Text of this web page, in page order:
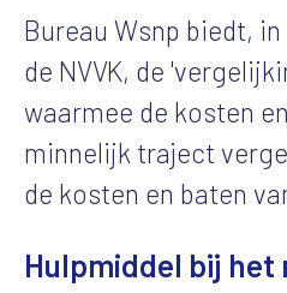
Bureau Wsnp biedt,
de NVVK, de
waarmee de kosten
minnelijk traject
de kosten en baten
Hulpmiddel bij